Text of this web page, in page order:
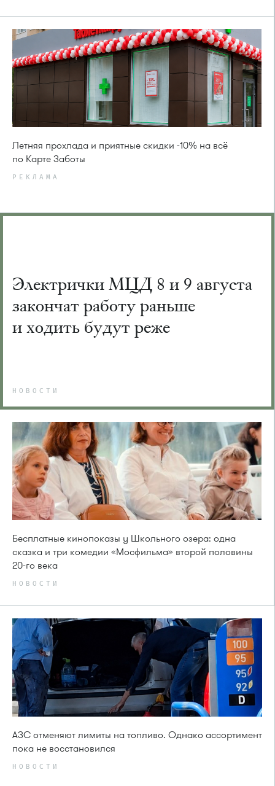
Летняя прохлада и приятные скидки -10% на всё
по Карте Заботы
РЕКЛАМА
Электрички МЦД 8 и 9 августа
закончат работу раньше
и ходить будут реже
НОВОСТИ
Бесплатные кинопоказы у Школьного озера: одна
сказка и три комедии «Мосфильма» второй половины
20-го века
НОВОСТИ
АЗС отменяют лимиты на топливо. Однако ассортимент
пока не восстановился
НОВОСТИ